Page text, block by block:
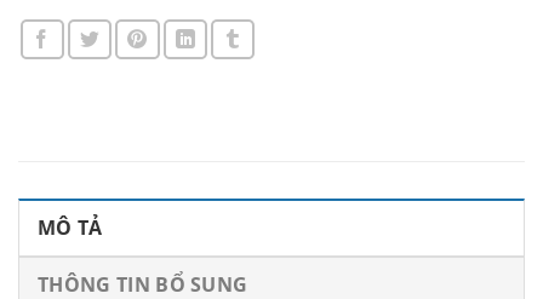
MÔ TẢ
THÔNG TIN BỔ SUNG